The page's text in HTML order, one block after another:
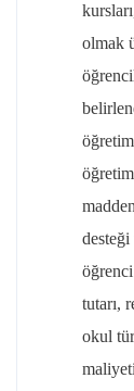
olmak
tutarı,
okul